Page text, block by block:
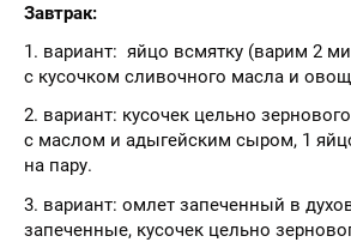
Завтрак:
1. вариант: яйцо всмятку (варим 2
с кусочком сливочного масла и
2. вариант: кусочек цельно
с маслом и адыгейским сыром, 1
на пару.
3. вариант: омлет запеченный в
запеченные, кусочек цельно